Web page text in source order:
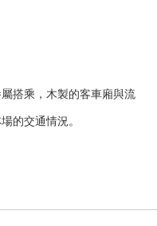
搭乘，木製的客車廂與流
的交通情況。